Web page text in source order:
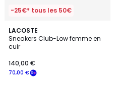
-25€* tous les 50€
LACOSTE
Sneakers Club-Low femme en
cuir
70,00 €
140,00 €